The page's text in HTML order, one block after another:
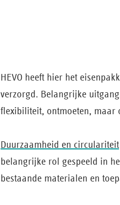
HEVO heeft hier het
verzorgd. Belangrijke
flexibiliteit, ontmoeten, maar
Duurzaamheid en circulariteit
belangrijke rol gespeeld in
bestaande materialen en